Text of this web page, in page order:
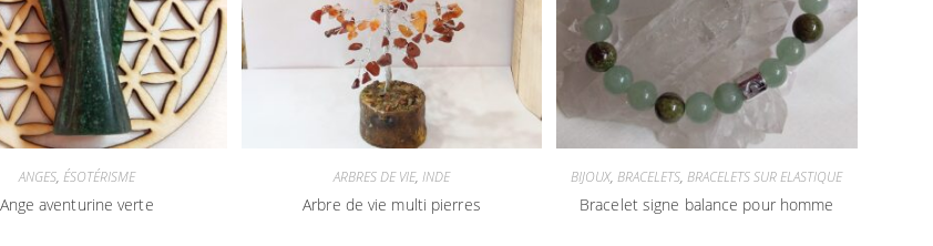
ANGES, ÉSOTÉRISME
Ange aventurine verte
ARBRES DE VIE, INDE
Arbre de vie multi pierres
BIJOUX,BRACELETS,BRACELETS SUR ELASTIQUE
Bracelet signe balance pour homme